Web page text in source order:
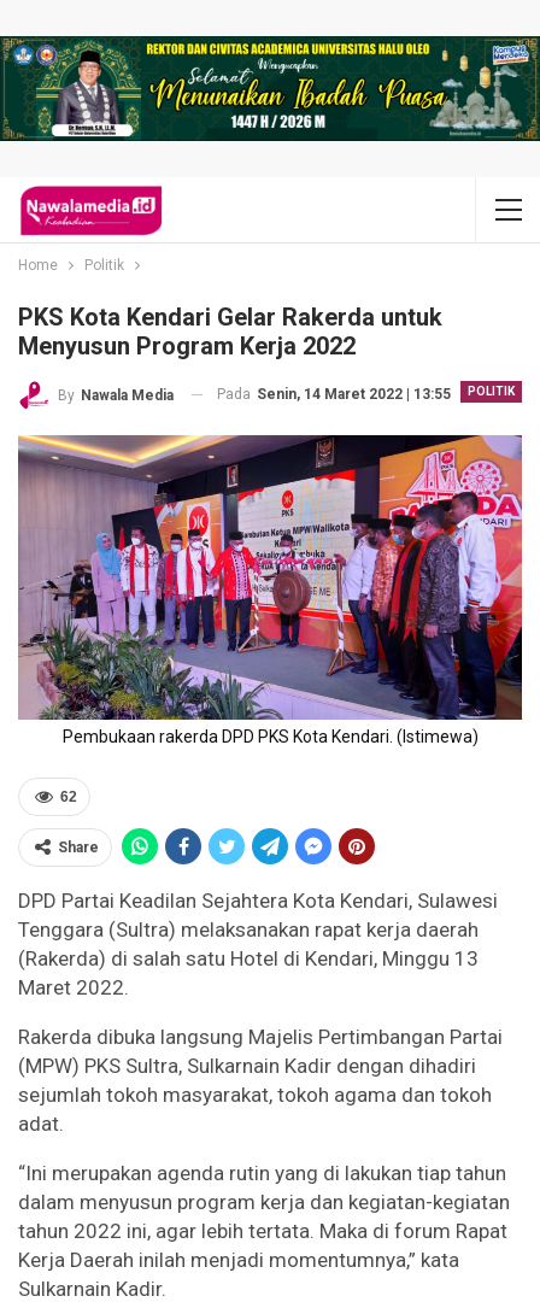
Home Politik
PKS Kota Kendari Gelar Rakerda untuk
Menyusun Program Kerja 2022
POLITIK
By Nawala Media Pada Senin, 14 Maret 2022 | 13:55
Pembukaan rakerda DPD PKS Kota Kendari. (Istimewa)
62
Share
DPD Partai Keadilan Sejahtera Kota Kendari, Sulawesi
Tenggara (Sultra) melaksanakan rapat kerja daerah
(Rakerda) di salah satu Hotel di Kendari, Minggu 13
Maret 2022.
Rakerda dibuka langsung Majelis Pertimbangan Partai
(MPW) PKS Sultra, Sulkarnain Kadir dengan dihadiri
sejumlah tokoh masyarakat, tokoh agama dan tokoh
adat.
“Ini merupakan agenda rutin yang di lakukan tiap tahun
dalam menyusun program kerja dan kegiatan-kegiatan
tahun 2022 ini, agar lebih tertata. Maka di forum Rapat
Kerja Daerah inilah menjadi momentumnya,” kata
Sulkarnain Kadir.